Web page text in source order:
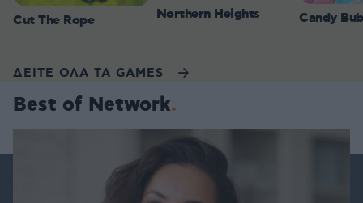
Cut The Rope Northern Heights Candy
ΔΕΙΤΕ ΟΛΑ ΤΑ GAMES
Best of Network